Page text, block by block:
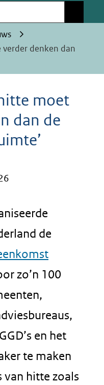
verder denken dan
moet
dan de
de
zo’n 100
en het
te maken
van hitte zoals